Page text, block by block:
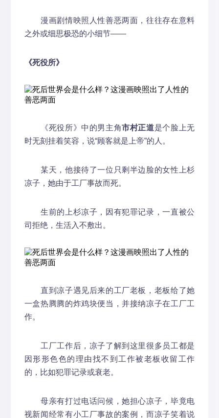
漫画剧情映照人性善恶两面，往往存在意料
之外或细思极恐的小细节——
《死役所》
《死役所》中的男主角市村正道是个脸上无
时无刻挂着笑容，说“顾客就是上帝”的人。
某天，他接待了一位只剩半边脸的女性上杉
凉子，她由于工厂事故而死。
生前的上杉凉子，因有犯罪记录，一直被公
司拒绝，生活入不敷出。
直到凉子遇见后来的工厂老板，老板给了她
一盒热腾腾的炸鸡块便当，并接纳凉子在工厂工
作。
工厂工作后，凉子了解到这里很多员工都是
因形形色色的理由找不到工作被老板收留工作
的，比如犯罪记录或衰老。
母亲有打过电话问候，她担心凉子，毕竟电
视新闻经常有小工厂事故的案例，而凉子笑着说